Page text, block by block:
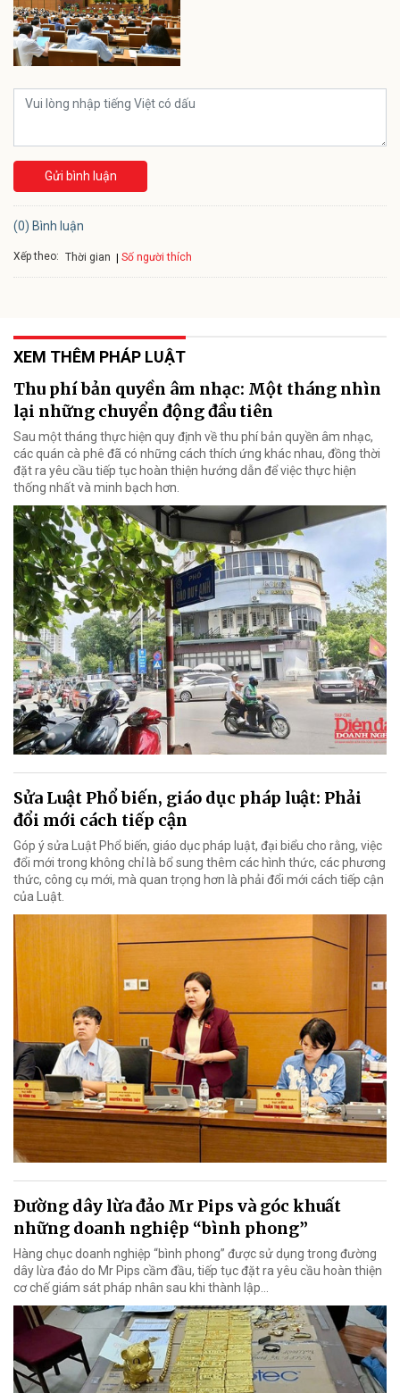
Gửi bình luận
(0) Bình luận
Xếp theo: Thời gian Số người thích
XEM THÊM PHÁP LUẬT
Thu phí bản quyền âm nhạc: Một tháng nhìn
lại những chuyển động đầu tiên
Sau một tháng thực hiện quy định về thu phí bản quyền âm nhạc,
các quán cà phê đã có những cách thích ứng khác nhau, đồng thời
đặt ra yêu cầu tiếp tục hoàn thiện hướng dẫn để việc thực hiện
thống nhất và minh bạch hơn.
Sửa Luật Phổ biến, giáo dục pháp luật: Phải
đổi mới cách tiếp cận
Góp ý sửa Luật Phổ biến, giáo dục pháp luật, đại biểu cho rằng, việc
đổi mới trong không chỉ là bổ sung thêm các hình thức, các phương
thức, công cụ mới, mà quan trọng hơn là phải đổi mới cách tiếp cận
của Luật.
Đường dây lừa đảo Mr Pips và góc khuất
những doanh nghiệp “bình phong”
Hàng chục doanh nghiệp “bình phong” được sử dụng trong đường
dây lừa đảo do Mr Pips cầm đầu, tiếp tục đặt ra yêu cầu hoàn thiện
cơ chế giám sát pháp nhân sau khi thành lập…